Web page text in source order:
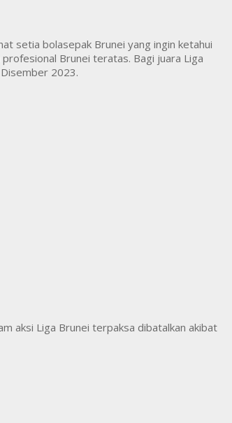
setia bolasepak Brunei yang ingin ketahui
Brunei teratas. Bagi juara Liga
2023.
aksi Liga Brunei terpaksa dibatalkan akibat